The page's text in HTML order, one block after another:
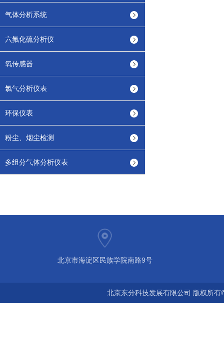
气体分析系统
六氟化硫分析仪
氧传感器
氯气分析仪表
环保仪表
粉尘、烟尘检测
多组分气体分析仪表
北京市海淀区民族学院南路9号
北京东分科技发展有限公司 版权所